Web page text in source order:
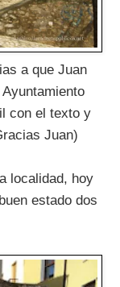
a que Juan
con el texto y
Juan)
localidad, hoy
estado dos